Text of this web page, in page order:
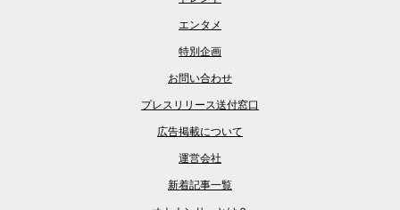
エンタメ
特別企画
お問い合わせ
プレスリリース送付窓口
広告掲載について
運営会社
新着記事一覧